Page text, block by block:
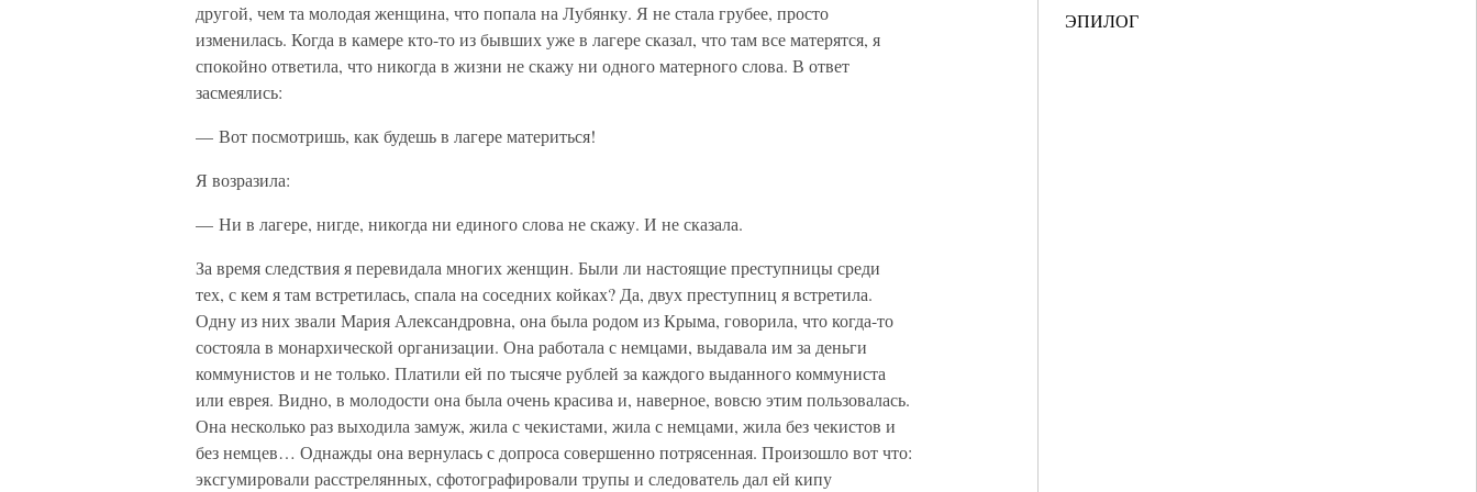
ЭПИЛОГ
другой, чем та молодая женщина, что попала на Лубянку. Я не стала грубее, просто
изменилась. Когда в камере кто-то из бывших уже в лагере сказал, что там все матерятся, я
спокойно ответила, что никогда в жизни не скажу ни одного матерного слова. В ответ
засмеялись:
— Вот посмотришь, как будешь в лагере материться!
Я возразила:
— Ни в лагере, нигде, никогда ни единого слова не скажу. И не сказала.
За время следствия я перевидала многих женщин. Были ли настоящие преступницы среди
тех, с кем я там встретилась, спала на соседних койках? Да, двух преступниц я встретила.
Одну из них звали Мария Александровна, она была родом из Крыма, говорила, что когда-то
состояла в монархической организации. Она работала с немцами, выдавала им за деньги
коммунистов и не только. Платили ей по тысяче рублей за каждого выданного коммуниста
или еврея. Видно, в молодости она была очень красива и, наверное, вовсю этим пользовалась.
Она несколько раз выходила замуж, жила с чекистами, жила с немцами, жила без чекистов и
без немцев… Однажды она вернулась с допроса совершенно потрясенная. Произошло вот что:
эксгумировали расстрелянных, сфотографировали трупы и следователь дал ей кипу